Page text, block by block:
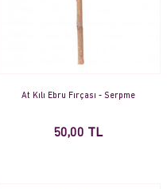
At Kılı Ebru Fırçası - Serpme
50,00 TL